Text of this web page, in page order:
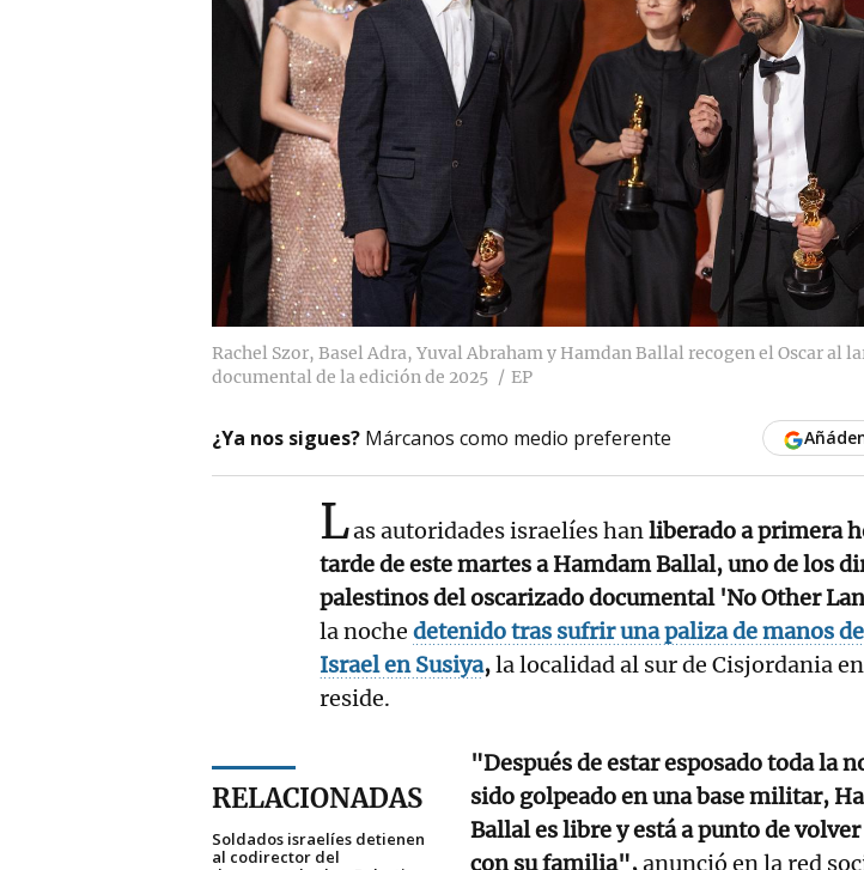
Rachel Szor, Basel Adra, Yuval Abraham y Hamdan Ballal recogen el Oscar al
documental de la edición de 2025
EP
¿Ya nos sigues? Márcanos como medio preferente
Las autoridades israelíes hanliberado a primera
tarde de este martes a Hamdam Ballal, uno de los
palestinos del oscarizado documental 'No Other
la noche detenido tras sufrir una paliza de manos
Israel en Susiya,la localidad al sur de Cisjordania
reside.
RELACIONADAS
Soldados israelíes detienen
al codirector del
"Después de estar esposado toda la
sido golpeado en una base militar,
Ballal es libre y está a punto de volver
con su familia",anunció en la red